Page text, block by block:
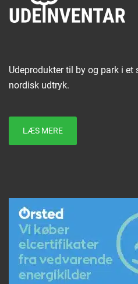
Udeprodukter til by og park i et
nordisk udtryk.
LÆS MERE